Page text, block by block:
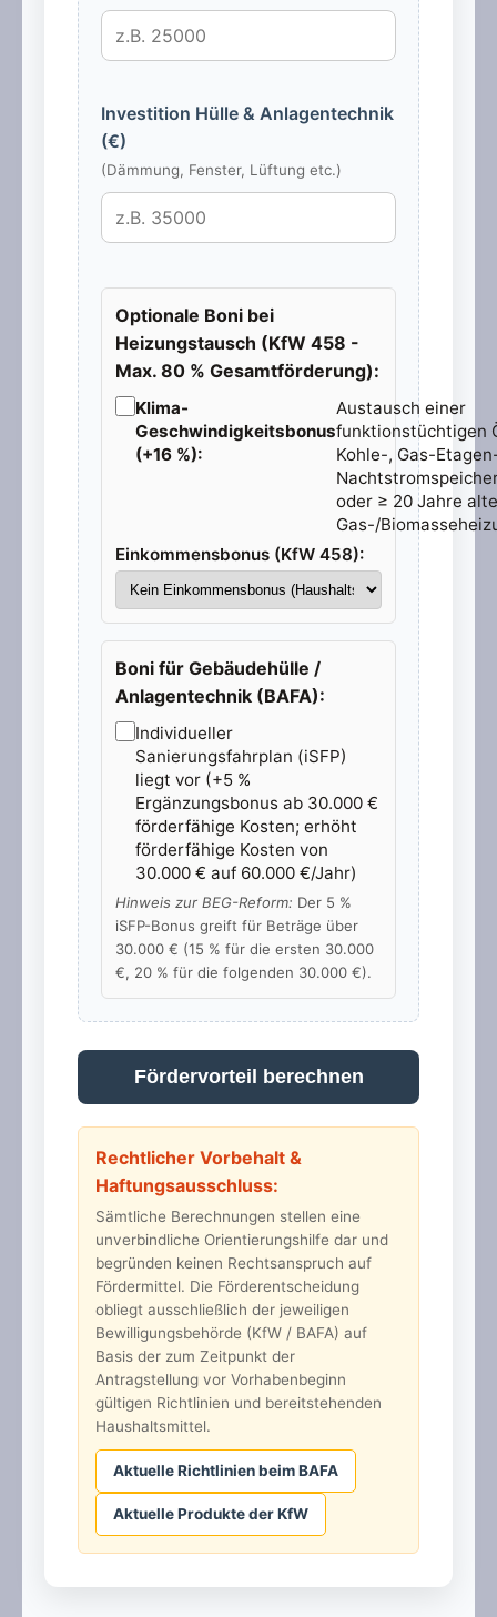
Investition Hülle & Anlagentechnik
(€)
(Dämmung, Fenster, Lüftung etc.)
Optionale Boni bei
Heizungstausch (KfW 458 -
Max. 80 % Gesamtförderung):
Klima-
Geschwindigkeitsbonus
(+16 %):
Austausch einer
funktionstüchtigen
Kohle-, Gas-
oder ≥ 20 Jahre
Gas-/
Einkommensbonus (KfW 458):
Boni für Gebäudehülle /
Anlagentechnik (BAFA):
Individueller
Sanierungsfahrplan (iSFP)
liegt vor (+5 %
Ergänzungsbonus ab 30.000 €
förderfähige Kosten; erhöht
förderfähige Kosten von
30.000 € auf 60.000 €/Jahr)
Hinweis zur BEG-Reform: Der 5 %
iSFP-Bonus greift für Beträge über
30.000 € (15 % für die ersten 30.000
€, 20 % für die folgenden 30.000 €).
Fördervorteil berechnen
Rechtlicher Vorbehalt &
Haftungsausschluss:
Sämtliche Berechnungen stellen eine
unverbindliche Orientierungshilfe dar und
begründen keinen Rechtsanspruch auf
Fördermittel. Die Förderentscheidung
obliegt ausschließlich der jeweiligen
Bewilligungsbehörde (KfW / BAFA) auf
Basis der zum Zeitpunkt der
Antragstellung vor Vorhabenbeginn
gültigen Richtlinien und bereitstehenden
Haushaltsmittel.
Aktuelle Richtlinien beim BAFA
Aktuelle Produkte der KfW